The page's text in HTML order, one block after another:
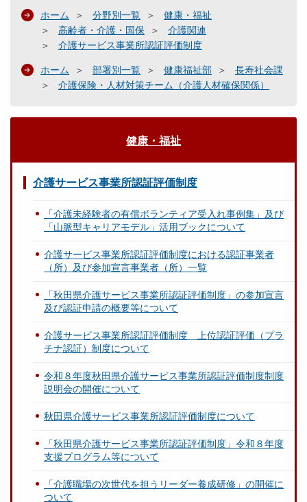
ホーム 分野別一覧
健康・福祉
高齢者・介護・国保
介護関連
介護サービス事業所認証評価制度
ホーム 部署別一覧 健康福祉部
長寿社会課
介護保険・人材対策チーム（介護人材確保関係）
健康・福祉
介護サービス事業所認証評価制度
「介護未経験者の有償ボランティア受入れ事例集」及び
「山脈型キャリアモデル」活用ブックについて
介護サービス事業所認証評価制度における認証事業者
（所）及び参加宣言事業者（所）一覧
「秋田県介護サービス事業所認証評価制度」の参加宣言
及び認証申請の概要等について
介護サービス事業所認証評価制度 上位認証評価（プラ
チナ認証）制度について
令和８年度秋田県介護サービス事業所認証評価制度制度
説明会の開催について
秋田県介護サービス事業所認証評価制度について
「秋田県介護サービス事業所認証評価制度」令和８年度
支援プログラム等について
「介護職場の次世代を担うリーダー養成研修」の開催に
ついて